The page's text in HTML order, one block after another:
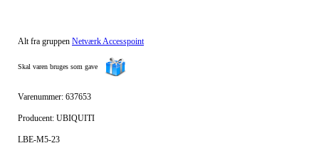
Alt fra gruppen Netværk Accesspoint
Skal varen bruges som gave
Varenummer: 637653
Producent: UBIQUITI
LBE-M5-23